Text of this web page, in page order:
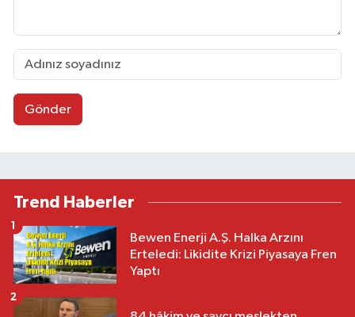
Gönder
Trend Haberler
Bewen Enerji A.Ş. Halka Arzını
Erteledi: Likidite Krizi Piyasaya Fren
Yaptı
1
2